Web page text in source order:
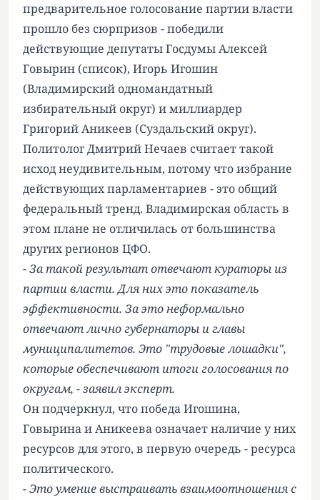
предварительное голосование партии власти
прошло без сюрпризов - победили
действующие депутаты Госдумы Алексей
Говырин (список), Игорь Игошин
(Владимирский одномандатный
избирательный округ) и миллиардер
Григорий Аникеев (Суздальский округ).
Политолог Дмитрий Нечаев считает такой
исход неудивительным, потому что избрание
действующих парламентариев - это общий
федеральный тренд. Владимирская область в
этом плане не отличилась от большинства
других регионов ЦФО.
- За такой результат отвечают кураторы из
партии власти. Для них это показатель
эффективности. За это неформально
отвечают лично губернаторы и главы
муниципалитетов. Это "трудовые лошадки",
которые обеспечивают итоги голосования по
округам, - заявил эксперт.
Он подчеркнул, что победа Игошина,
Говырина и Аникеева означает наличие у них
ресурсов для этого, в первую очередь - ресурса
политического.
- Это умение выстраивать взаимоотношения с